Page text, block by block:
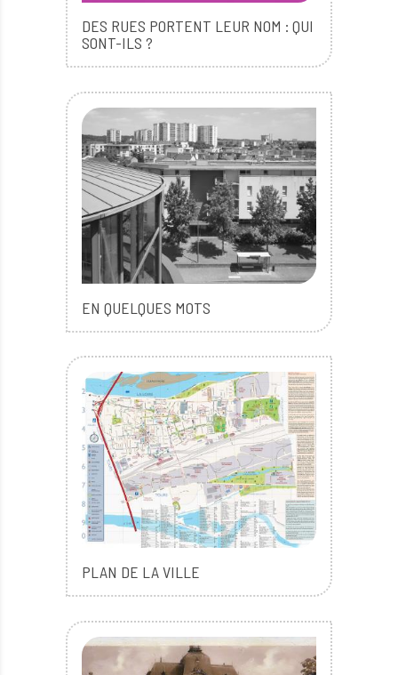
DES RUES PORTENT LEUR NOM : QUI
SONT-ILS ?
EN QUELQUES MOTS
PLAN DE LA VILLE